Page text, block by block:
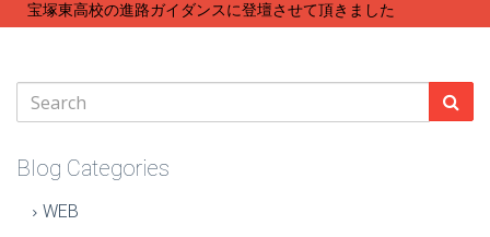
宝塚東高校の進路ガイダンスに登壇させて頂きました
Blog Categories
WEB